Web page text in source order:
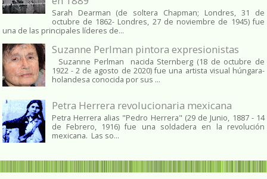
Sarah Dearman (de soltera Chapman; Londres, 31 de
octubre de 1862​- Londres, 27 de noviembre de 1945)​ fue
una de las principales líderes de...
Suzanne Perlman pintora expresionistas
Suzanne Perlman nacida Sternberg (18 de octubre de
1922 - 2 de agosto de 2020) fue una artista visual húngara-
holandesa conocida por sus ...
Petra Herrera revolucionaria mexicana
Petra Herrera alias "Pedro Herrera" (29 de Junio, 1887 - 14
de Febrero, 1916) fue una soldadera en la revolución
mexicana. Las so...